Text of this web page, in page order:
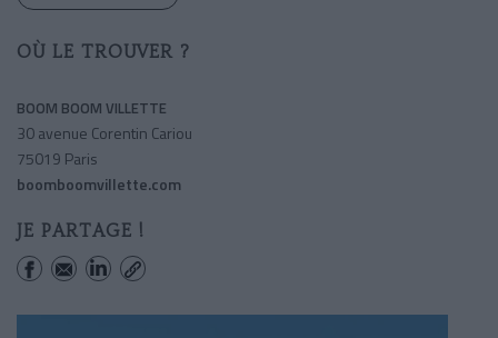
OÙ LE TROUVER ?
BOOM BOOM VILLETTE
30 avenue Corentin Cariou
75019 Paris
boomboomvillette.com
JE PARTAGE !